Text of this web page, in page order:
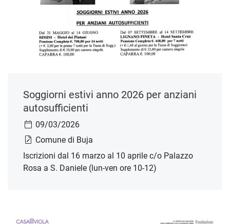
Soggiorni estivi anno 2026 per anziani
autosufficienti
09/03/2026
Comune di Buja
Iscrizioni dal 16 marzo al 10 aprile c/o Palazzo
Rosa a S. Daniele (lun-ven ore 10-12)